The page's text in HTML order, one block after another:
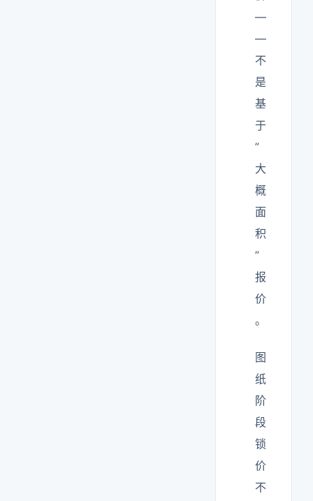
—
—
不
是
基
于
”
大
概
面
积
”
报
价
。
图
纸
阶
段
锁
价
不